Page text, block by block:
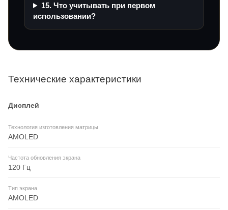
15. Что учитывать при первом
использовании?
Технические характеристики
Дисплей
Технология изготовления матрицы
AMOLED
Частота обновления экрана
120 Гц
Тип экрана
AMOLED